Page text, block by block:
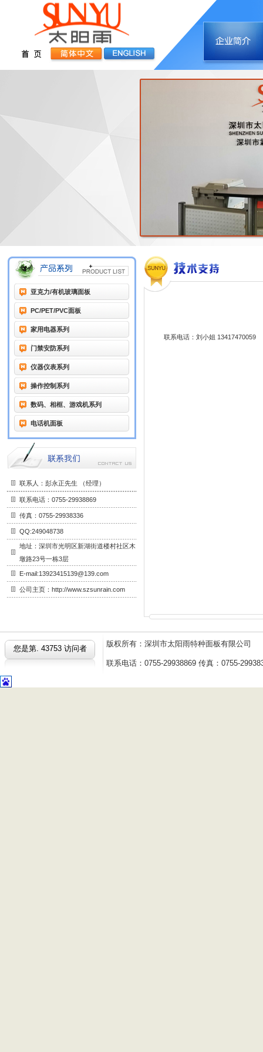
亚克力/有机玻璃面板
PC/PET/PVC面板
家用电器系列
门禁安防系列
仪器仪表系列
操作控制系列
数码、相框、游戏机系列
电话机面板
联系人：彭永正先生 （经理）
联系电话：0755-29938869
传真：0755-29938336
QQ:249048738
地址：深圳市光明区新湖街道楼村社区木
墩路23号一栋3层
E-mail:13923415139@139.com
公司主页：http://www.szsunrain.com
联系电话：刘小姐
您是第. 43753 访问者
版权所有：深圳市太阳雨特种面板有限公
联系电话：0755-29938869 传真：0755-